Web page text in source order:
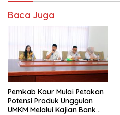
Baca Juga
Pemkab Kaur Mulai Petakan
Potensi Produk Unggulan
UMKM Melalui Kajian Bank